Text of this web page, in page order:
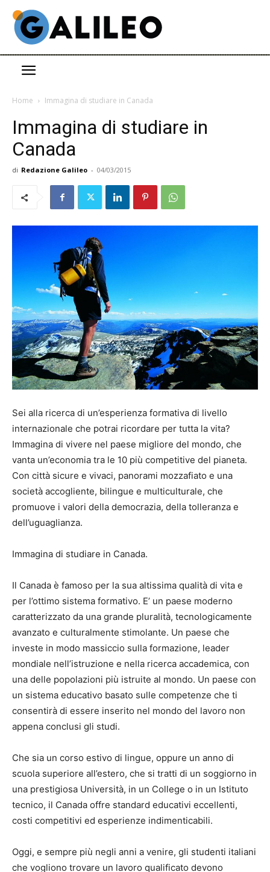
Home Immagina di studiare in Canada
Immagina di studiare in
Canada
di Redazione Galileo - 04/03/2015
Sei alla ricerca di un’esperienza formativa di livello
internazionale che potrai ricordare per tutta la vita?
Immagina di vivere nel paese migliore del mondo, che
vanta un’economia tra le 10 più competitive del pianeta.
Con città sicure e vivaci, panorami mozzafiato e una
società accogliente, bilingue e multiculturale, che
promuove i valori della democrazia, della tolleranza e
dell’uguaglianza.
Immagina di studiare in Canada.
Il Canada è famoso per la sua altissima qualità di vita e
per l’ottimo sistema formativo. E’ un paese moderno
caratterizzato da una grande pluralità, tecnologicamente
avanzato e culturalmente stimolante. Un paese che
investe in modo massiccio sulla formazione, leader
mondiale nell’istruzione e nella ricerca accademica, con
una delle popolazioni più istruite al mondo. Un paese con
un sistema educativo basato sulle competenze che ti
consentirà di essere inserito nel mondo del lavoro non
appena conclusi gli studi.
Che sia un corso estivo di lingue, oppure un anno di
scuola superiore all’estero, che si tratti di un soggiorno in
una prestigiosa Università, in un College o in un Istituto
tecnico, il Canada offre standard educativi eccellenti,
costi competitivi ed esperienze indimenticabili.
Oggi, e sempre più negli anni a venire, gli studenti italiani
che vogliono trovare un lavoro qualificato devono